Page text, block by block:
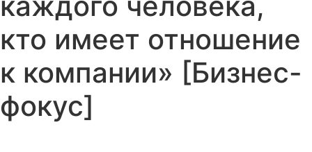
кто имеет отношение
к компании» [Бизнес-
фокус]